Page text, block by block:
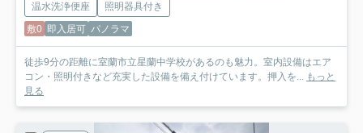
温水洗浄便座
照明器具付き
敷0 即入居可 パノラマ
徒歩9分の距離に室蘭市立星蘭中学校があるのも魅力。室内設備はエア
コン・照明付きなど充実した設備を備え付けています。押入を... もっと
見る